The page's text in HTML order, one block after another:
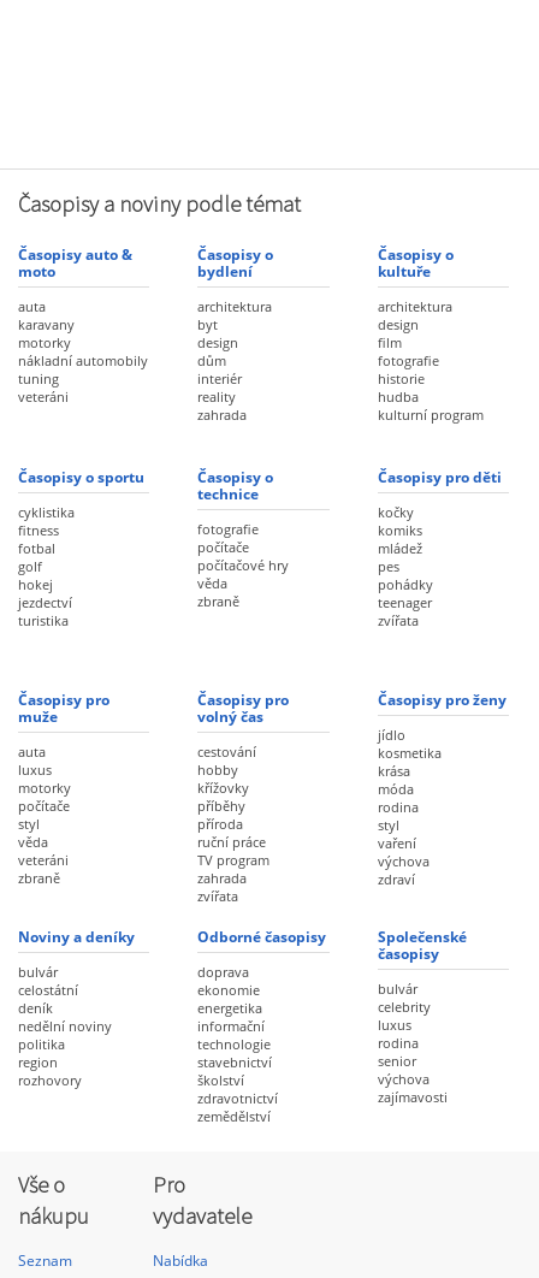
Časopisy a noviny podle témat
Časopisy auto &
moto
auta
karavany
motorky
nákladní automobily
tuning
veteráni
Časopisy o
bydlení
architektura
byt
design
dům
interiér
reality
zahrada
Časopisy o
kultuře
architektura
design
film
fotografie
historie
hudba
kulturní program
Časopisy o sportu
cyklistika
fitness
fotbal
golf
hokej
jezdectví
turistika
Časopisy o
technice
fotografie
počítače
počítačové hry
věda
zbraně
Časopisy pro děti
kočky
komiks
mládež
pes
pohádky
teenager
zvířata
Časopisy pro
muže
auta
luxus
motorky
počítače
styl
věda
veteráni
zbraně
Časopisy pro
volný čas
cestování
hobby
křížovky
příběhy
příroda
ruční práce
TV program
zahrada
zvířata
Časopisy pro ženy
jídlo
kosmetika
krása
móda
rodina
styl
vaření
výchova
zdraví
Noviny a deníky
bulvár
celostátní
deník
nedělní noviny
politika
region
rozhovory
Odborné časopisy
doprava
ekonomie
energetika
informační
technologie
stavebnictví
školství
zdravotnictví
zemědělství
Společenské
časopisy
bulvár
celebrity
luxus
rodina
senior
výchova
zajímavosti
Vše o
nákupu
Seznam
Pro
vydavatele
Nabídka